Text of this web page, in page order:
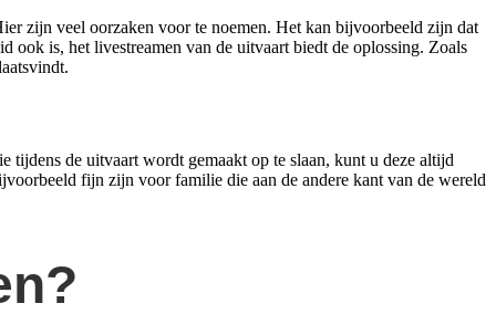
zijn veel oorzaken voor te noemen. Het kan bijvoorbeeld zijn dat
ook is, het livestreamen van de uitvaart biedt de oplossing. Zoals
de uitvaart wordt gemaakt op te slaan, kunt u deze altijd
fijn zijn voor familie die aan de andere kant van de wereld